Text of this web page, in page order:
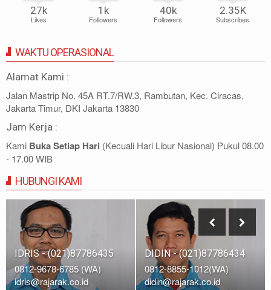
27k
Likes
1k
Followers
40k
Followers
2.35K
Subscribes
WAKTU OPERASIONAL
Alamat Kami :
Jalan Mastrip No. 45A RT.7/RW.3, Rambutan, Kec. Ciracas,
Jakarta Timur, DKI Jakarta 13830
Jam Kerja :
Kami Buka Setiap Hari (Kecuali Hari Libur Nasional) Pukul 08.00
- 17.00 WIB
HUBUNGI KAMI
IDRIS - (021)87786435
0812-9678-6785 (WA)
idris@rajarak.co.id
DIDIN - (021)87786434
0812-8855-1012(WA)
didin@rajarak.co.id